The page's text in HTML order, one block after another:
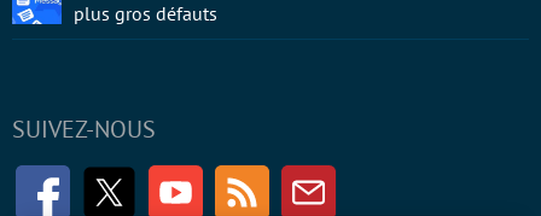
SUIVEZ-NOUS
FacebookTwitter Youtube RSS Newsletter
plus gros défauts